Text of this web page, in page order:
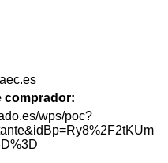
comprador:
wps/poc?